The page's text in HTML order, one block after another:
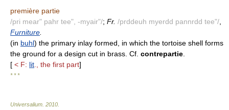
première partie
/pri mear" pahr tee", -myair"/; Fr. /prddeuh myerdd pannrdd tee"/
Furniture
(in buhl) the primary inlay formed, in which the tortoise shell forms
the ground for a design cut in brass. Cf. contrepartie
[ < F: lit ., the first part]
* * *
Universalium 2010